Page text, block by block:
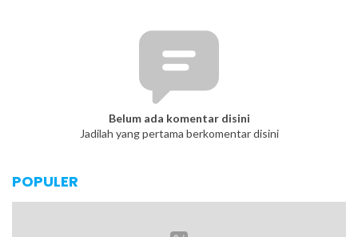
Belum ada komentar disini
Jadilah yang pertama berkomentar disini
POPULER